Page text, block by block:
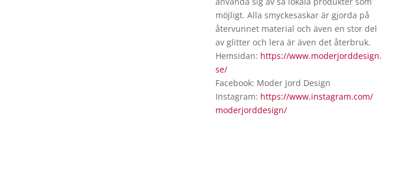
möjligt. Alla smyckesaskar är gjorda på
återvunnet material och även en stor del
av glitter och lera är även det återbruk.
Hemsidan: https://www.moderjorddesign.
se/
Facebook: Moder Jord Design
Instagram: https://www.instagram.com/
moderjorddesign/